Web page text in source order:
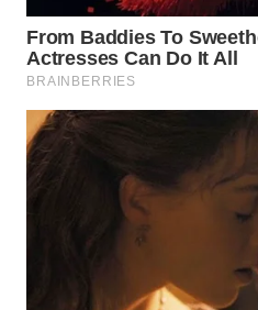
WN
TANGERANG
WN
BINJAI
CIREBON